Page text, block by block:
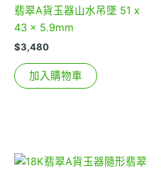
翡翠A貨玉器山水吊墜 51 x
43 x 5.9mm
$3,480
加入購物車